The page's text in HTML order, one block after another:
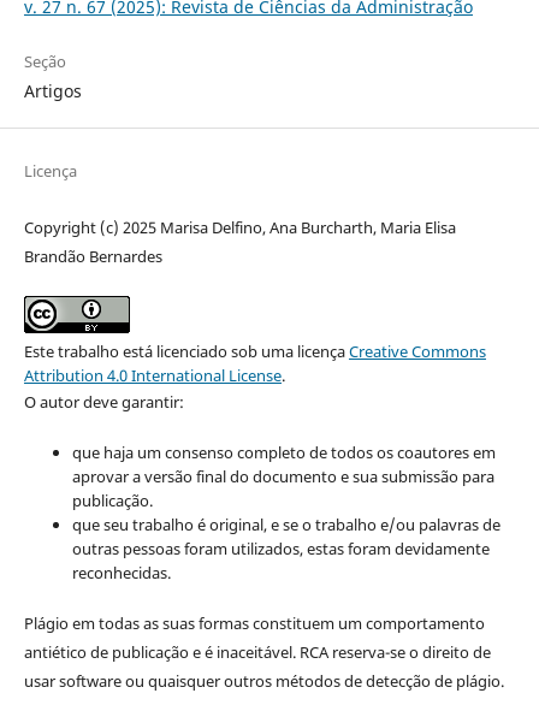
v. 27 n. 67 (2025): Revista de Ciências da Administração
Seção
Artigos
Licença
Copyright (c) 2025 Marisa Delfino, Ana Burcharth, Maria Elisa
Brandão Bernardes
Este trabalho está licenciado sob uma licençaCreative Commons
Attribution 4.0 International License.
O autor deve garantir:
que haja um consenso completo de todos os coautores em
aprovar a versão final do documento e sua submissão para
publicação.
que seu trabalho é original, e se o trabalho e/ou palavras de
outras pessoas foram utilizados, estas foram devidamente
reconhecidas.
Plágio em todas as suas formas constituem um comportamento
antiético de publicação e é inaceitável. RCA reserva-se o direito de
usar software ou quaisquer outros métodos de detecção de plágio.